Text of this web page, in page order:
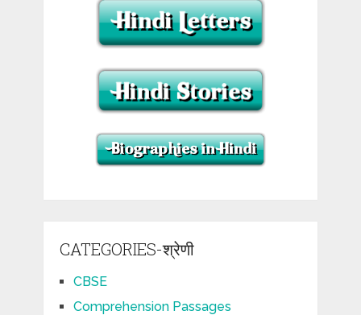
CATEGORIES-श्रेणी
CBSE
Comprehension Passages